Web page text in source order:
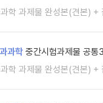
학 과제물 완성본(견본) +
과학 중간시험과제물 공
학 과제물 완성본(견본) +